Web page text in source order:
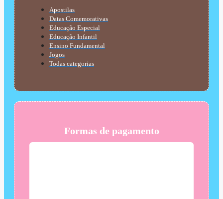
Apostilas
Datas Comemorativas
Educação Especial
Educação Infantil
Ensino Fundamental
Jogos
Todas categorias
Formas de pagamento